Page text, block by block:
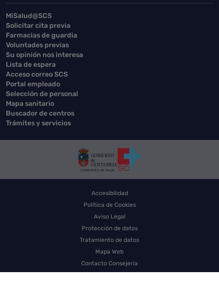
MiSalud@SCS
Solicitar cita previa
Farmacias de guardia
Voluntades previas
Su opinión nos interesa
Lista de espera
Acceso correo SCS
Portal empleado
Selección de personal
Mapa sanitario
Buscador de centros
Trámites y servicios
Accesibilidad
Política de Cookies
Aviso Legal
Protección de datos
Tratamiento de datos
Mapa Web
Contacto Consejería